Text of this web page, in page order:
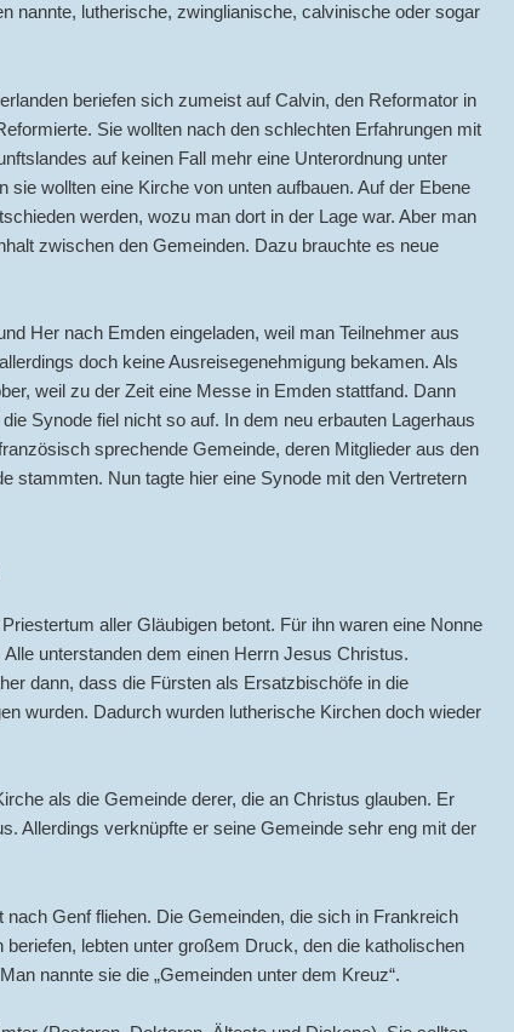
nannte, lutherische, zwinglianische, calvinische oder sogar
beriefen sich zumeist auf Calvin, den Reformator in
Sie wollten nach den schlechten Erfahrungen mit
auf keinen Fall mehr eine Unterordnung unter
sie wollten eine Kirche von unten aufbauen. Auf der Ebene
werden, wozu man dort in der Lage war. Aber man
zwischen den Gemeinden. Dazu brauchte es neue
Her nach Emden eingeladen, weil man Teilnehmer aus
doch keine Ausreisegenehmigung bekamen. Als
weil zu der Zeit eine Messe in Emden stattfand. Dann
Synode fiel nicht so auf. In dem neu erbauten Lagerhaus
sprechende Gemeinde, deren Mitglieder aus den
stammten. Nun tagte hier eine Synode mit den Vertretern
aller Gläubigen betont. Für ihn waren eine Nonne
unterstanden dem einen Herrn Jesus Christus.
dann, dass die Fürsten als Ersatzbischöfe in die
wurden. Dadurch wurden lutherische Kirchen doch wieder
als die Gemeinde derer, die an Christus glauben. Er
Allerdings verknüpfte er seine Gemeinde sehr eng mit der
Genf fliehen. Die Gemeinden, die sich in Frankreich
beriefen, lebten unter großem Druck, den die katholischen
nannte sie die „Gemeinden unter dem Kreuz“.